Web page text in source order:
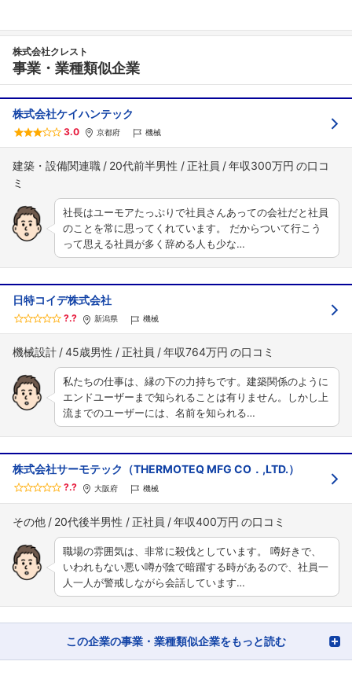
株式会社クレスト
事業・業種類似企業
株式会社ケイハンテック
3.0 京都府 機械
建築・設備関連職 20代前半男性 正社員 年収300万円
社長はユーモアたっぷりで社員さんあっての会社だと社員
のことを常に思ってくれています。 だからついて行こう
って思える社員が多く辞める人も少な…
日特コイデ株式会社
?.? 新潟県 機械
機械設計 45歳男性 正社員 年収764万円
私たちの仕事は、縁の下の力持ちです。建築関係のように
エンドユーザーまで知られることは有りません。しかし上
流までのユーザーには、名前を知られる…
株式会社サーモテック（THERMOTEQ MFG CO．,LTD.）
?.? 大阪府 機械
その他 20代後半男性 正社員 年収400万円
職場の雰囲気は、非常に殺伐としています。 噂好きで、
いわれもない悪い噂が陰で暗躍する時があるので、社員一
人一人が警戒しながら会話しています…
この企業の事業・業種類似企業をもっと読む